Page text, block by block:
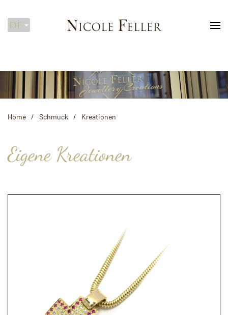
Zum Hauptinhalt springen
DE
Home Schmuck Kreationen
Eigene Kreationen